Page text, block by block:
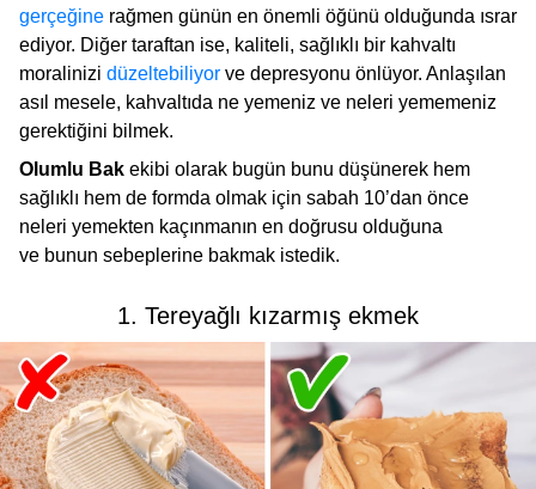
gerçeğine rağmen günün en önemli öğünü olduğunda ısrar
ediyor. Diğer taraftan ise, kaliteli, sağlıklı bir kahvaltı
moralinizi düzeltebiliyor ve depresyonu önlüyor. Anlaşılan
asıl mesele, kahvaltıda ne yemeniz ve neleri yememeniz
gerektiğini bilmek.
Olumlu Bak ekibi olarak bugün bunu düşünerek hem
sağlıklı hem de formda olmak için sabah 10’dan önce
neleri yemekten kaçınmanın en doğrusu olduğuna
ve bunun sebeplerine bakmak istedik.
1. Tereyağlı kızarmış ekmek